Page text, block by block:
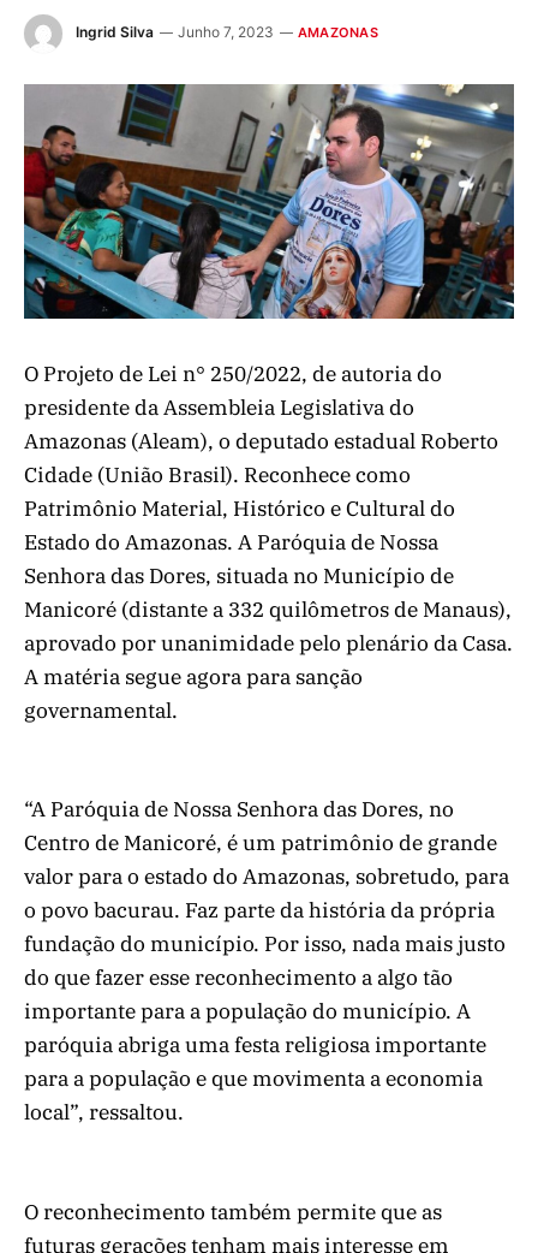
Ingrid Silva Junho 7, 2023 AMAZONAS
O Projeto de Lei n° 250/2022, de autoria do
presidente da Assembleia Legislativa do
Amazonas (Aleam), o deputado estadual Roberto
Cidade (União Brasil). Reconhece como
Patrimônio Material, Histórico e Cultural do
Estado do Amazonas. A Paróquia de Nossa
Senhora das Dores, situada no Município de
Manicoré (distante a 332 quilômetros de Manaus),
aprovado por unanimidade pelo plenário da Casa.
A matéria segue agora para sanção
governamental.
“A Paróquia de Nossa Senhora das Dores, no
Centro de Manicoré, é um patrimônio de grande
valor para o estado do Amazonas, sobretudo, para
o povo bacurau. Faz parte da história da própria
fundação do município. Por isso, nada mais justo
do que fazer esse reconhecimento a algo tão
importante para a população do município. A
paróquia abriga uma festa religiosa importante
para a população e que movimenta a economia
local”, ressaltou.
O reconhecimento também permite que as
futuras gerações tenham mais interesse em